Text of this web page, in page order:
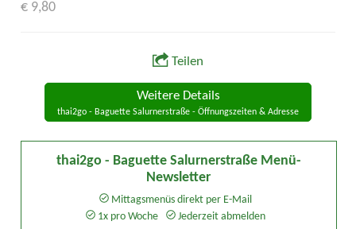
€ 9,80
Teilen
Weitere Details
thai2go - Baguette Salurnerstraße - Öffnungszeiten & Adresse
thai2go - Baguette Salurnerstraße Menü-
Newsletter
Mittagsmenüs direkt per E-Mail
1x pro Woche
Jederzeit abmelden